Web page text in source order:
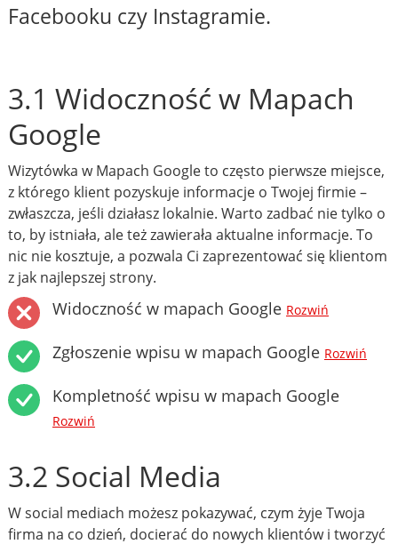
Facebooku czy Instagramie.
3.1 Widoczność w Mapach
Google
Wizytówka w Mapach Google to często pierwsze miejsce,
z którego klient pozyskuje informacje o Twojej firmie –
zwłaszcza, jeśli działasz lokalnie. Warto zadbać nie tylko o
to, by istniała, ale też zawierała aktualne informacje. To
nic nie kosztuje, a pozwala Ci zaprezentować się klientom
z jak najlepszej strony.
Widoczność w mapach Google Rozwiń
Zgłoszenie wpisu w mapach Google Rozwiń
Kompletność wpisu w mapach Google
Rozwiń
3.2 Social Media
W social mediach możesz pokazywać, czym żyje Twoja
firma na co dzień, docierać do nowych klientów i tworzyć